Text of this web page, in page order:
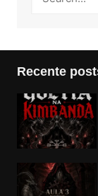
Recente